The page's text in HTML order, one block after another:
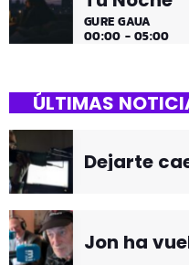
GURE GAUA
00:00 - 05:00
ÚLTIMAS
Dejarte
Jon ha